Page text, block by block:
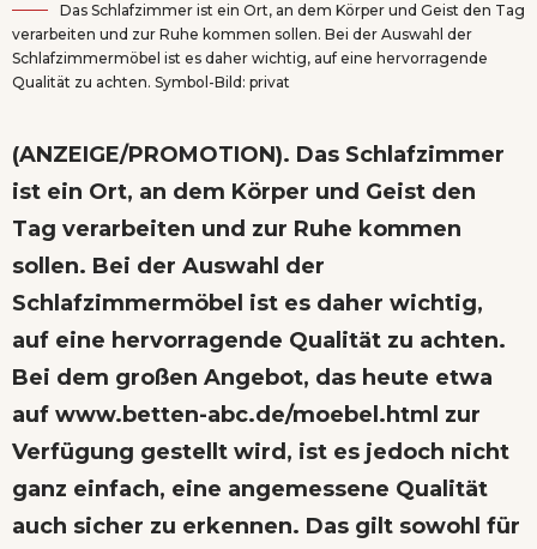
Das Schlafzimmer ist ein Ort, an dem Körper und Geist den Tag
verarbeiten und zur Ruhe kommen sollen. Bei der Auswahl der
Schlafzimmermöbel ist es daher wichtig, auf eine hervorragende
Qualität zu achten. Symbol-Bild: privat
(ANZEIGE/PROMOTION). Das Schlafzimmer
ist ein Ort, an dem Körper und Geist den
Tag verarbeiten und zur Ruhe kommen
sollen. Bei der Auswahl der
Schlafzimmermöbel ist es daher wichtig,
auf eine hervorragende Qualität zu achten.
Bei dem großen Angebot, das heute etwa
auf www.betten-abc.de/moebel.html zur
Verfügung gestellt wird, ist es jedoch nicht
ganz einfach, eine angemessene Qualität
auch sicher zu erkennen. Das gilt sowohl für